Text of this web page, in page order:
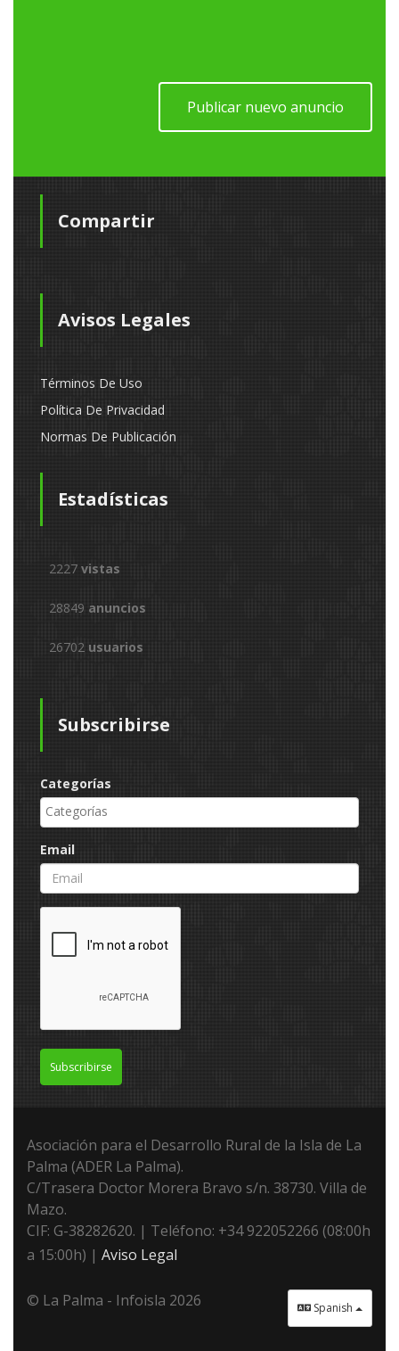
Publicar nuevo anuncio
Compartir
Avisos Legales
Términos De Uso
Política De Privacidad
Normas De Publicación
Estadísticas
2227 vistas
28849 anuncios
26702 usuarios
Subscribirse
Categorías
Email
Subscribirse
Asociación para el Desarrollo Rural de la Isla de La
Palma (ADER La Palma).
C/Trasera Doctor Morera Bravo s/n. 38730. Villa de
Mazo.
CIF: G-38282620. | Teléfono: +34 922052266 (08:00h
a 15:00h) | Aviso Legal
Spanish
© La Palma - Infoisla 2026